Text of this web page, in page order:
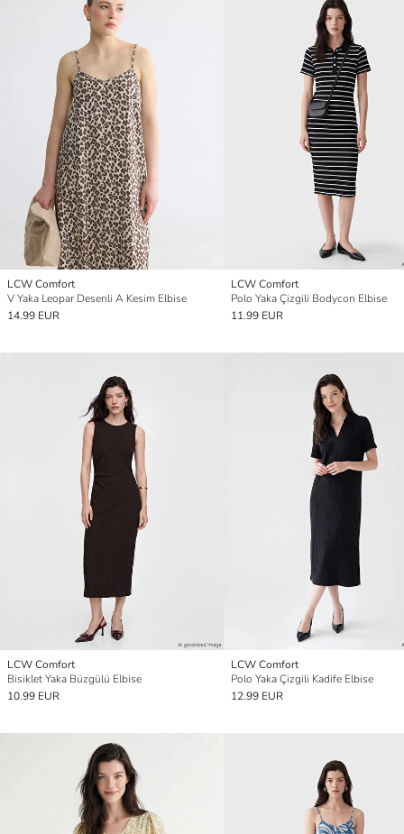
LCW Comfort
V Yaka Leopar Desenli A Kesim Elbise
14.99 EUR
LCW Comfort
Polo Yaka Çizgili Bodycon Elbise
11.99 EUR
LCW Comfort
Bisiklet Yaka Büzgülü Elbise
10.99 EUR
LCW Comfort
Polo Yaka Çizgili Kadife Elbise
12.99 EUR